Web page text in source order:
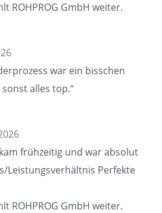
ROHPROG GmbH weiter.
war ein bisschen
alles top.“
frühzeitig und war absolut
Leistungsverhältnis Perfekte
ROHPROG GmbH weiter.